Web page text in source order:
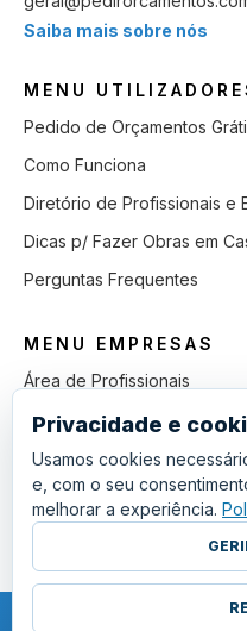
Saiba mais sobre nós
MENU
Pedido de Orçamentos
Como Funciona
Diretório de Profissionais e
Dicas p/ Fazer Obras em
Perguntas Frequentes
MENU EMPRESAS
Área de Profissionais
Como Funciona
Lista de Pedidos em Aberto
Como Ganhar mais Obras
Perguntas Frequentes
Privacidade e
Usamos cookies
e, com o seu
melhorar a experiência.